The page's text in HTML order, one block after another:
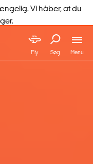
Fly Søg Menu
Vi håber, at du